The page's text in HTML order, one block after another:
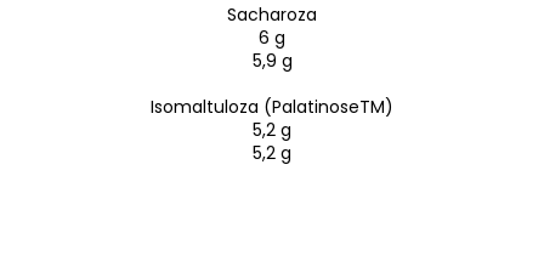
Sacharoza
6 g
5,9 g
Isomaltuloza (PalatinoseTM)
5,2 g
5,2 g